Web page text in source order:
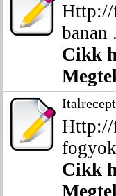
Http://
banan
Cikk
Http://
Cikk